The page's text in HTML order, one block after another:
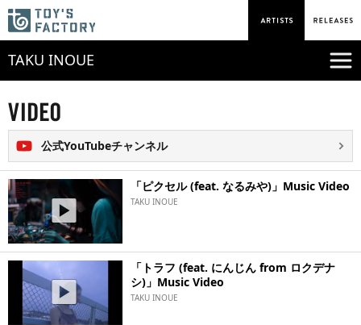
TAKU INOUE
公式YouTubeチャンネル
「ピクセル (feat. なるみや)」Music Video
TAKU INOUE
「トラフ (feat. にんじん from ロクデナ
シ)」Music Video
TAKU INOUE